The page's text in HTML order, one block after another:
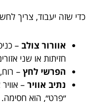
כדי שזה יעבוד, צריך
אוורור צולב –
חזיתות או שני
הפרשי לחץ –
נתיב אוויר –
״פרט״, הוא חסימה.